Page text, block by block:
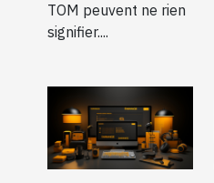
TOM peuvent ne rien
signifier....